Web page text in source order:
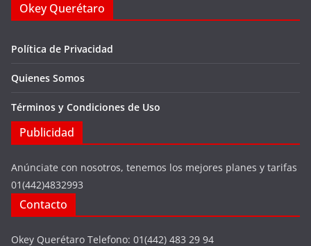
Okey Querétaro
Política de Privacidad
Quienes Somos
Términos y Condiciones de Uso
Publicidad
Anúnciate con nosotros, tenemos los mejores planes y tarifas
01(442)4832993
Contacto
Okey Querétaro Telefono: 01(442) 483 29 94